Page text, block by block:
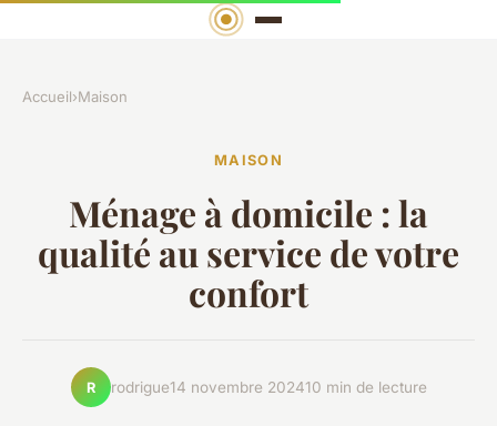
Accueil›Maison
MAISON
Ménage à domicile : la
qualité au service de votre
confort
R rodrigue14 novembre 202410 min de lecture